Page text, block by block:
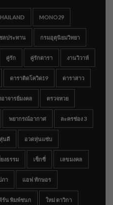
MONO29
ลประทาน กรมอุตุนิยมวิทยา
คู่รัก คู่รักดารา งานวิวาห์
ดาราติดโควิด19 ดาราสาว
อาจารย์มงคล ตรวจหวย
พยากรณ์อากาศ ละครช่อง 3
นดี อวดหุ่นแซ่บ
งธรรม เซ็กซี่ เลขมงคล
ภา แอฟ ทักษอร
ร์น พิมพ์ชนก ใหม่ ดาวิกา